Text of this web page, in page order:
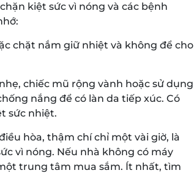
kiệt sức vì nóng và các bệnh
chặt nắm giữ nhiệt và không để cho
chiếc mũ rộng vành hoặc sử dụng
nắng để có làn da tiếp xúc. Có
sức nhiệt.
hòa, thậm chí chỉ một vài giờ, là
vì nóng. Nếu nhà không có máy
trung tâm mua sắm. Ít nhất, tìm